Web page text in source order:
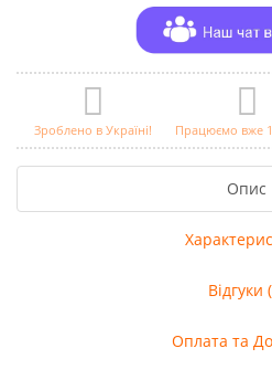
Зроблено в Україні! Працюємо вже
Опис
Відгуки
Оплата та